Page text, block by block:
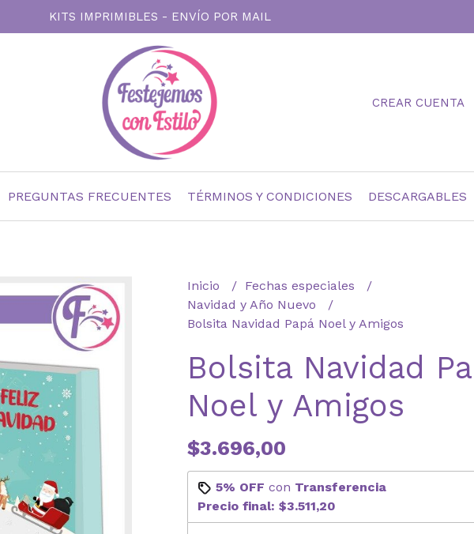
KITS IMPRIMIBLES - ENVÍO POR MAIL
CREAR CUENTA
PREGUNTAS FRECUENTES TÉRMINOS Y CONDICIONES DESCARGABLES
Inicio
Fechas especiales
Navidad y Año Nuevo
Bolsita Navidad Papá Noel y Amigos
Bolsita Navidad
Noel y Amigos
$3.696,00
5% OFF con Transferencia
Precio final: $3.511,20